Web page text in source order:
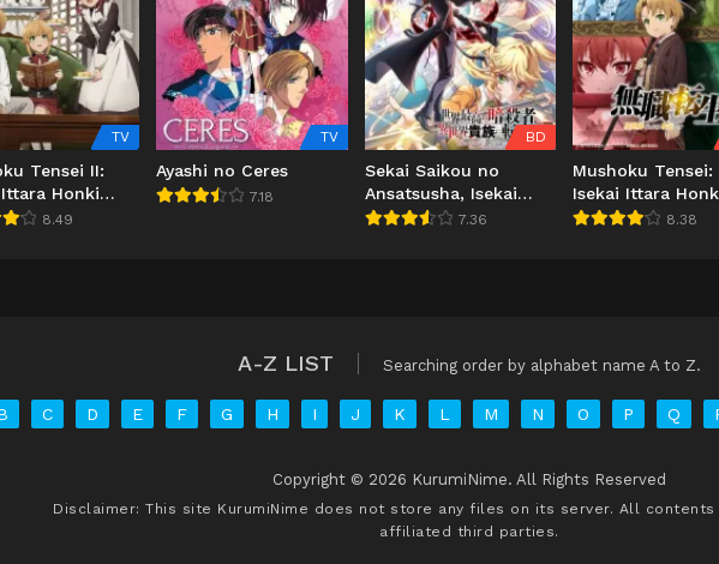
TV
Tensei II:
Honki
28.49
TV
Ayashi no Ceres
7.18
BD
Sekai Saikou no
Ansatsusha, Isekai
Kizoku ni Tensei suru
7.36
Mushoku Tensei:
Isekai Ittara
Dasu
8.38
A-Z LIST Searching order by alphabet name A to Z.
C D E F G H I J K L M N O P Q
Copyright © 2026 KurumiNime. All Rights Reserved
Disclaimer: This site KurumiNime does not store any files on its server. All contents
affiliated third parties.